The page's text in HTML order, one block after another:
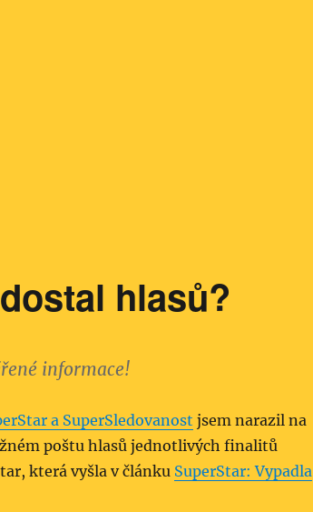
hlasů?
informace!
a SuperSledovanost jsem narazil na
poštu hlasů jednotlivých finalitů
která vyšla v článku SuperStar: Vypadla